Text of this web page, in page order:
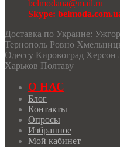
belmodaua@mail.ru
Skype:
Доставка по Украине:
Тернополь Ровно
Одессу Кировоград Херсон
Харьков Полтаву
О НАС
Блог
Контакты
Опросы
Избранное
Мой кабинет